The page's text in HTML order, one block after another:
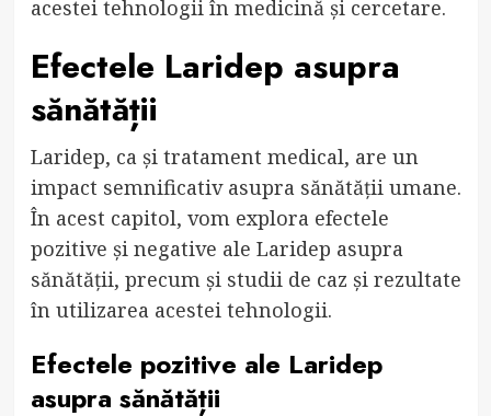
acestei tehnologii în medicină și cercetare.
Efectele Laridep asupra
sănătății
Laridep, ca și tratament medical, are un
impact semnificativ asupra sănătății umane.
În acest capitol, vom explora efectele
pozitive și negative ale Laridep asupra
sănătății, precum și studii de caz și rezultate
în utilizarea acestei tehnologii.
Efectele pozitive ale Laridep
asupra sănătății